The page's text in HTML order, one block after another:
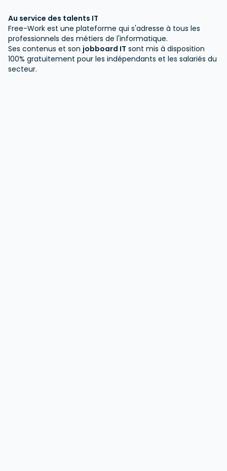
Au service des talents IT
Free-Work est une plateforme qui s'adresse à tous les
professionnels des métiers de l'informatique.
Ses contenus et son jobboard IT sont mis à disposition
100% gratuitement pour les indépendants et les salariés du
secteur.